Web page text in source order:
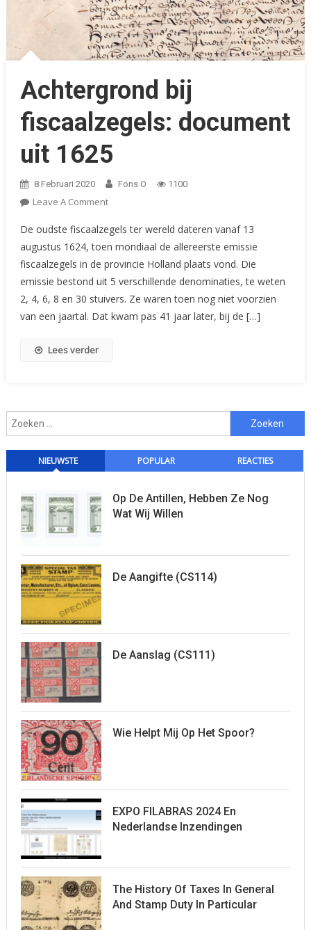
Achtergrond bij
fiscaalzegels: document
uit 1625
8 Februari 2020 Fons O 1100
Leave A CommentOn
Bij
Fiscaalzegels:
Document
Uit
1625
De oudste fiscaalzegels ter wereld dateren vanaf 13
augustus 1624, toen mondiaal de allereerste emissie
fiscaalzegels in de provincie Holland plaats vond. Die
emissie bestond uit 5 verschillende denominaties, te weten
2, 4, 6, 8 en 30 stuivers. Ze waren toen nog niet voorzien
van een jaartal. Dat kwam pas 41 jaar later, bij de […]
Lees verder
Zoeken
naar:
NIEUWSTE POPULAR REACTIES
Op De Antillen, Hebben Ze Nog
Wat Wij Willen
De Aangifte (CS114)
De Aanslag (CS111)
Wie Helpt Mij Op Het Spoor?
EXPO FILABRAS 2024 En
Nederlandse Inzendingen
The History Of Taxes In General
And Stamp Duty In Particular